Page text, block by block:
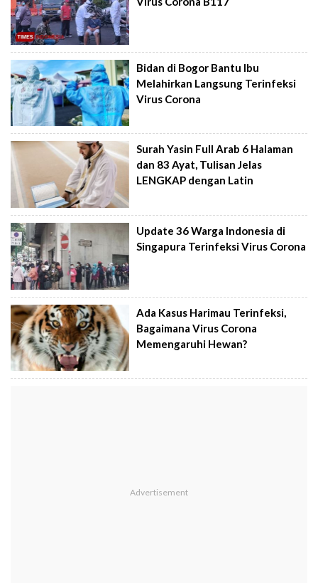
Bidan di Bogor Bantu Ibu
Melahirkan Langsung Terinfeksi
Virus Corona
Surah Yasin Full Arab 6 Halaman
dan 83 Ayat, Tulisan Jelas
LENGKAP dengan Latin
Update 36 Warga Indonesia di
Singapura Terinfeksi Virus Corona
Ada Kasus Harimau Terinfeksi,
Bagaimana Virus Corona
Memengaruhi Hewan?